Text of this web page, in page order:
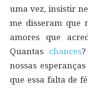
uma vez, insistir
me disseram que
amores que
Quantas chances
nossas
que essa falta de